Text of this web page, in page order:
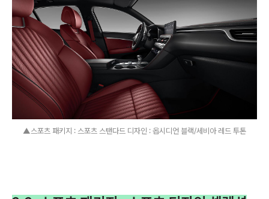
▲스포츠 패키지 : 스포츠 스탠다드 디자인 : 옵시디언 블랙/세비아 레드 투톤